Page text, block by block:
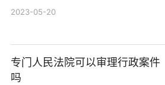
2023-05-20
专门人民法院可以审理行政案件
吗